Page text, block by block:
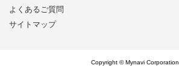
よくあるご質問
サイトマップ
Copyright © Mynavi Corporation